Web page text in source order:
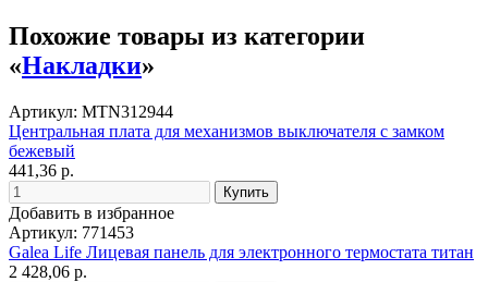
Похожие товары из категории
«Накладки»
Артикул: MTN312944
Центральная плата для механизмов выключателя с замком
бежевый
441,36 р.
Добавить в избранное
Артикул: 771453
Galea Life Лицевая панель для электронного термостата титан
2 428,06 р.